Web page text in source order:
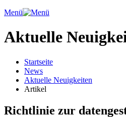
Menü
Aktuelle
Startseite
News
Aktuelle Neuigkeiten
Artikel
Richtlinie zur